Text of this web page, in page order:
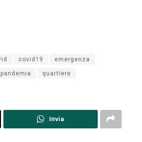
covid19 emergenza
pandemia quartiere
Invia